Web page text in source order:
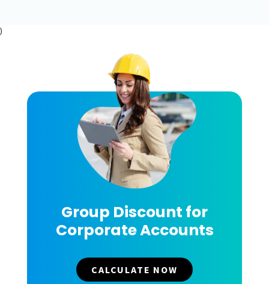
)
Group Discount for
Corporate Accounts
CALCULATE NOW